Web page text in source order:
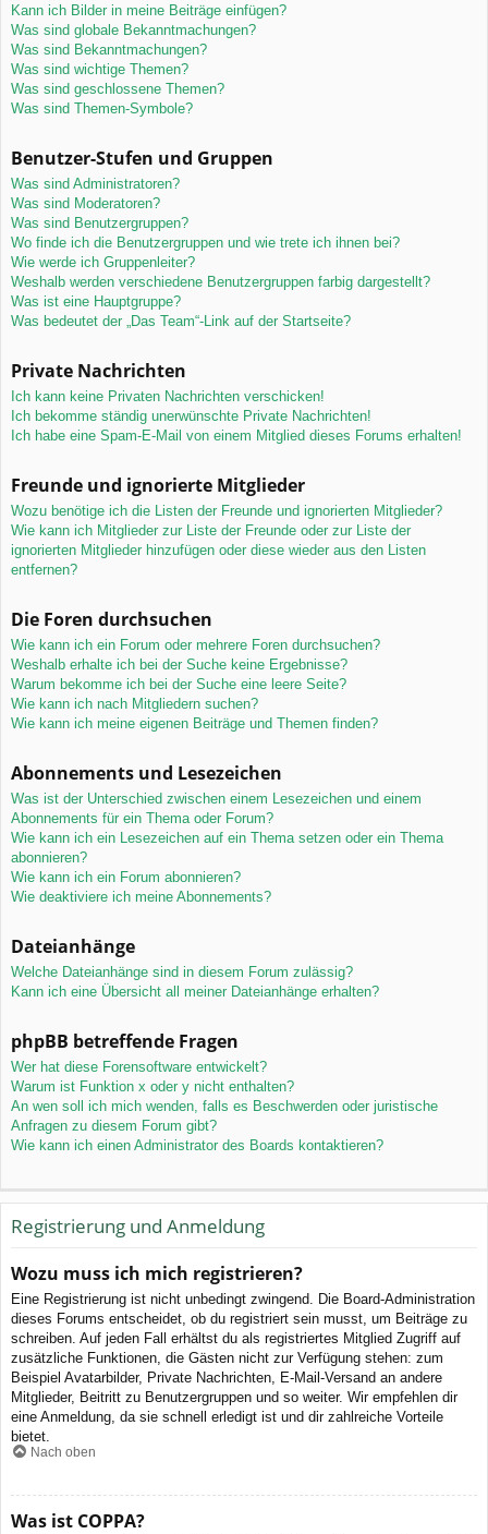
Kann ich Bilder in meine Beiträge einfügen?
Was sind globale Bekanntmachungen?
Was sind Bekanntmachungen?
Was sind wichtige Themen?
Was sind geschlossene Themen?
Was sind Themen-Symbole?
Benutzer-Stufen und Gruppen
Was sind Administratoren?
Was sind Moderatoren?
Was sind Benutzergruppen?
Wo finde ich die Benutzergruppen und wie trete ich ihnen bei?
Wie werde ich Gruppenleiter?
Weshalb werden verschiedene Benutzergruppen farbig dargestellt?
Was ist eine Hauptgruppe?
Was bedeutet der „Das Team“-Link auf der Startseite?
Private Nachrichten
Ich kann keine Privaten Nachrichten verschicken!
Ich bekomme ständig unerwünschte Private Nachrichten!
Ich habe eine Spam-E-Mail von einem Mitglied dieses Forums erhalten!
Freunde und ignorierte Mitglieder
Wozu benötige ich die Listen der Freunde und ignorierten Mitglieder?
Wie kann ich Mitglieder zur Liste der Freunde oder zur Liste der
ignorierten Mitglieder hinzufügen oder diese wieder aus den Listen
entfernen?
Die Foren durchsuchen
Wie kann ich ein Forum oder mehrere Foren durchsuchen?
Weshalb erhalte ich bei der Suche keine Ergebnisse?
Warum bekomme ich bei der Suche eine leere Seite?
Wie kann ich nach Mitgliedern suchen?
Wie kann ich meine eigenen Beiträge und Themen finden?
Abonnements und Lesezeichen
Was ist der Unterschied zwischen einem Lesezeichen und einem
Abonnements für ein Thema oder Forum?
Wie kann ich ein Lesezeichen auf ein Thema setzen oder ein Thema
abonnieren?
Wie kann ich ein Forum abonnieren?
Wie deaktiviere ich meine Abonnements?
Dateianhänge
Welche Dateianhänge sind in diesem Forum zulässig?
Kann ich eine Übersicht all meiner Dateianhänge erhalten?
phpBB betreffende Fragen
Wer hat diese Forensoftware entwickelt?
Warum ist Funktion x oder y nicht enthalten?
An wen soll ich mich wenden, falls es Beschwerden oder juristische
Anfragen zu diesem Forum gibt?
Wie kann ich einen Administrator des Boards kontaktieren?
Registrierung und Anmeldung
Wozu muss ich mich registrieren?
Eine Registrierung ist nicht unbedingt zwingend. Die Board-Administration
dieses Forums entscheidet, ob du registriert sein musst, um Beiträge zu
schreiben. Auf jeden Fall erhältst du als registriertes Mitglied Zugriff auf
zusätzliche Funktionen, die Gästen nicht zur Verfügung stehen: zum
Beispiel Avatarbilder, Private Nachrichten, E-Mail-Versand an andere
Mitglieder, Beitritt zu Benutzergruppen und so weiter. Wir empfehlen dir
eine Anmeldung, da sie schnell erledigt ist und dir zahlreiche Vorteile
bietet.
Nach oben
Was ist COPPA?